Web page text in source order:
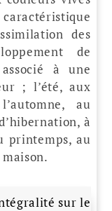
des
de
à une
; l’été, aux
au
à
printemps, au
sur le